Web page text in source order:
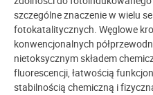
szczególne znaczenie w wielu
fotokatalitycznych. Węglowe
konwencjonalnych
nietoksycznym składem
fluorescencji, łatwością
stabilnością chemiczną i